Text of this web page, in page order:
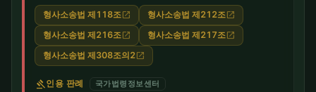
형사소송법 제118조 open_in_new 형사소송법 제212조 open_in_new
형사소송법 제216조 open_in_new 형사소송법 제217조 open_in_new
형사소송법 제308조의2 open_in_new
gavel인용 판례 국가법령정보센터